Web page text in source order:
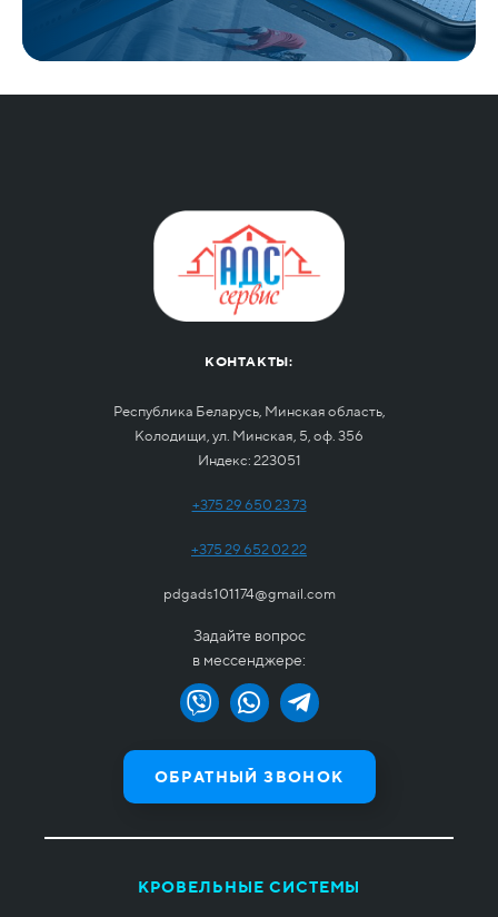
КОНТАКТЫ:
Республика Беларусь, Минская область,
Колодищи, ул. Минская, 5, оф. 356
Индекс: 223051
+375 29 650 23 73
+375 29 652 02 22
pdgads101174@gmail.com
Задайте вопрос
в мессенджере:
ОБРАТНЫЙ ЗВОНОК
КРОВЕЛЬНЫЕ СИСТЕМЫ